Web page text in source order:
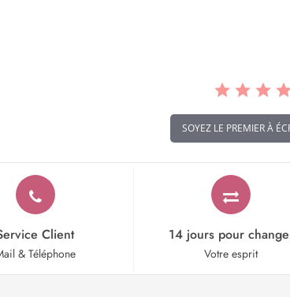
SOYEZ LE PREMIER À
Client
& Téléphone
14 jours pour
Votre esprit